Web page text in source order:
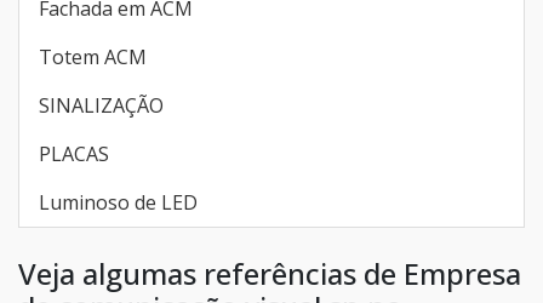
Fachada em ACM
Totem ACM
SINALIZAÇÃO
PLACAS
Luminoso de LED
Veja algumas referências de Empresa